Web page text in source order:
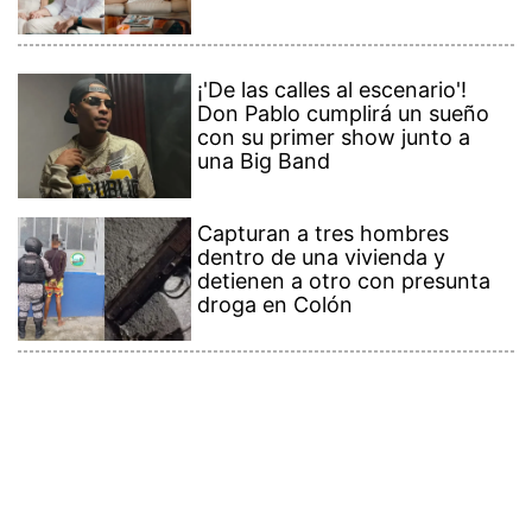
¡'De las calles al escenario'!
Don Pablo cumplirá un sueño
con su primer show junto a
una Big Band
Capturan a tres hombres
dentro de una vivienda y
detienen a otro con presunta
droga en Colón